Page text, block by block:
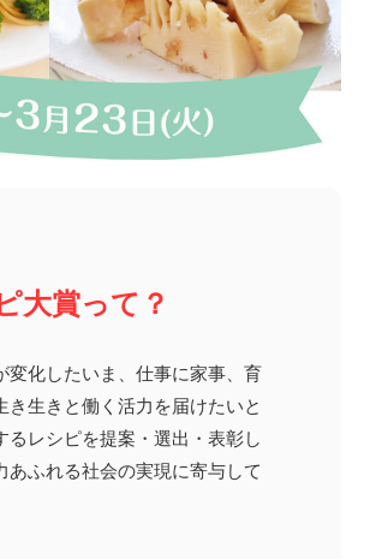
大賞って？
変化したいま、仕事に家事、育
生きと働く活力を届けたいと
レシピを提案・選出・表彰し
ふれる社会の実現に寄与して